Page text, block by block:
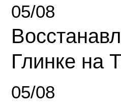
05/08
Глинке на
05/08